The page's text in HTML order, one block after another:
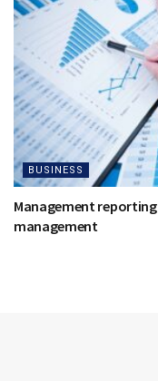
BUSINESS
Management
management